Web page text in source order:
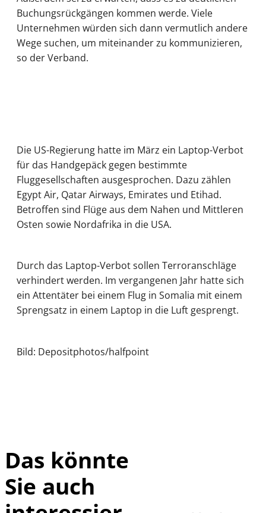
Buchungsrückgängen kommen werde. Viele
Unternehmen würden sich dann vermutlich andere
Wege suchen, um miteinander zu kommunizieren,
so der Verband.
Die US-Regierung hatte im März ein Laptop-Verbot
für das Handgepäck gegen bestimmte
Fluggesellschaften ausgesprochen. Dazu zählen
Egypt Air, Qatar Airways, Emirates und Etihad.
Betroffen sind Flüge aus dem Nahen und Mittleren
Osten sowie Nordafrika in die USA.
Durch das Laptop-Verbot sollen Terroranschläge
verhindert werden. Im vergangenen Jahr hatte sich
ein Attentäter bei einem Flug in Somalia mit einem
Sprengsatz in einem Laptop in die Luft gesprengt.
Bild: Depositphotos/halfpoint
Das könnte
Sie auch